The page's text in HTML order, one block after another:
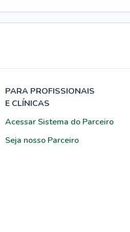
PARA PROFISSIONAIS
E CLÍNICAS
Acessar Sistema do Parceiro
Seja nosso Parceiro